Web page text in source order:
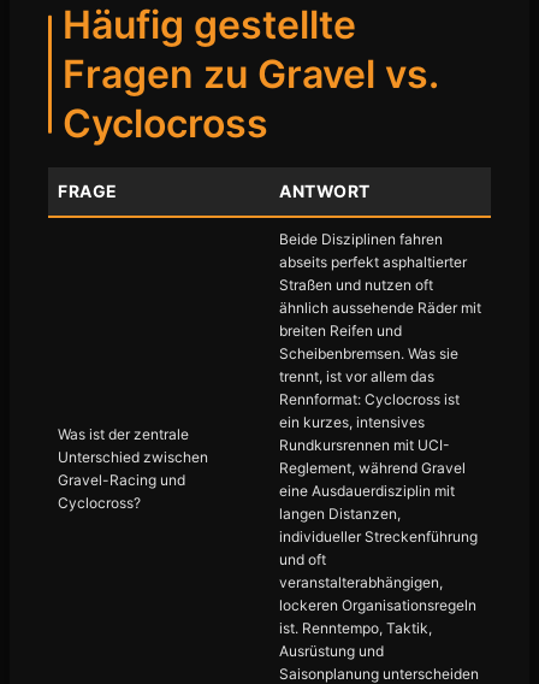
Häufig gestellte
Fragen zu Gravel vs.
Cyclocross
FRAGE ANTWORT
Was ist der zentrale
Unterschied zwischen
Gravel-Racing und
Cyclocross?
Beide Disziplinen fahren
abseits perfekt asphaltierter
Straßen und nutzen oft
ähnlich aussehende Räder mit
breiten Reifen und
Scheibenbremsen. Was sie
trennt, ist vor allem das
Rennformat: Cyclocross ist
ein kurzes, intensives
Rundkursrennen mit UCI-
Reglement, während Gravel
eine Ausdauerdisziplin mit
langen Distanzen,
individueller Streckenführung
und oft
veranstalterabhängigen,
lockeren Organisationsregeln
ist. Renntempo, Taktik,
Ausrüstung und
Saisonplanung unterscheiden